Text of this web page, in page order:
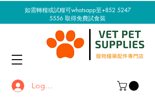
如需轉糧或試糧可whatsapp至+852 5247
5556 取得免費試食裝
Log In / Sign up